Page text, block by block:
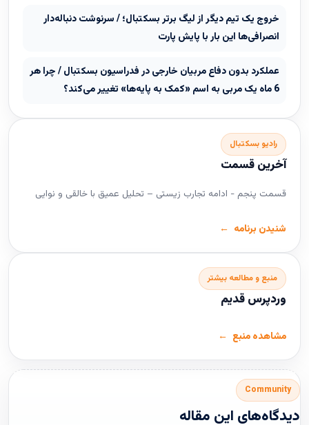
خروج یک تیم دیگر از لیگ برتر بسکتبال؛ / سرنوشت دنباله‌دار
انصرافی‌ها این بار با پایش پارت
عملکرد بدون دفاع مربیان خارجی در فدراسیون بسکتبال / چرا هر
6 ماه یک مربی به اسم «کمک به پایه‌ها» تغییر می‌کند؟
رادیو بسکتبال
آخرین قسمت
قسمت پنجم - ادامه تجارب زیستی – تحلیل عمیق با خالقی و نوایی
شنیدن برنامه
منبع و مطالعه بیشتر
وردپرس قدیم
مشاهده منبع
Community
دیدگاه‌های این مقاله